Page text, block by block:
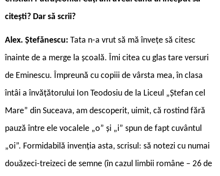
citești? Dar să scrii?
Alex. Ștefănescu: Tata n-a vrut să mă învețe să citesc
înainte de a merge la școală. Îmi citea cu glas tare versuri
de Eminescu. Împreună cu copiii de vârsta mea, în clasa
întâi a învățătorului Ion Teodosiu de la Liceul „Ștefan cel
Mare” din Suceava, am descoperit, uimit, că rostind fără
pauză între ele vocalele „o” și „i” spun de fapt cuvântul
„oi”. Formidabilă invenția asta, scrisul: să notezi cu numai
douăzeci-treizeci de semne (în cazul limbii române – 26 de